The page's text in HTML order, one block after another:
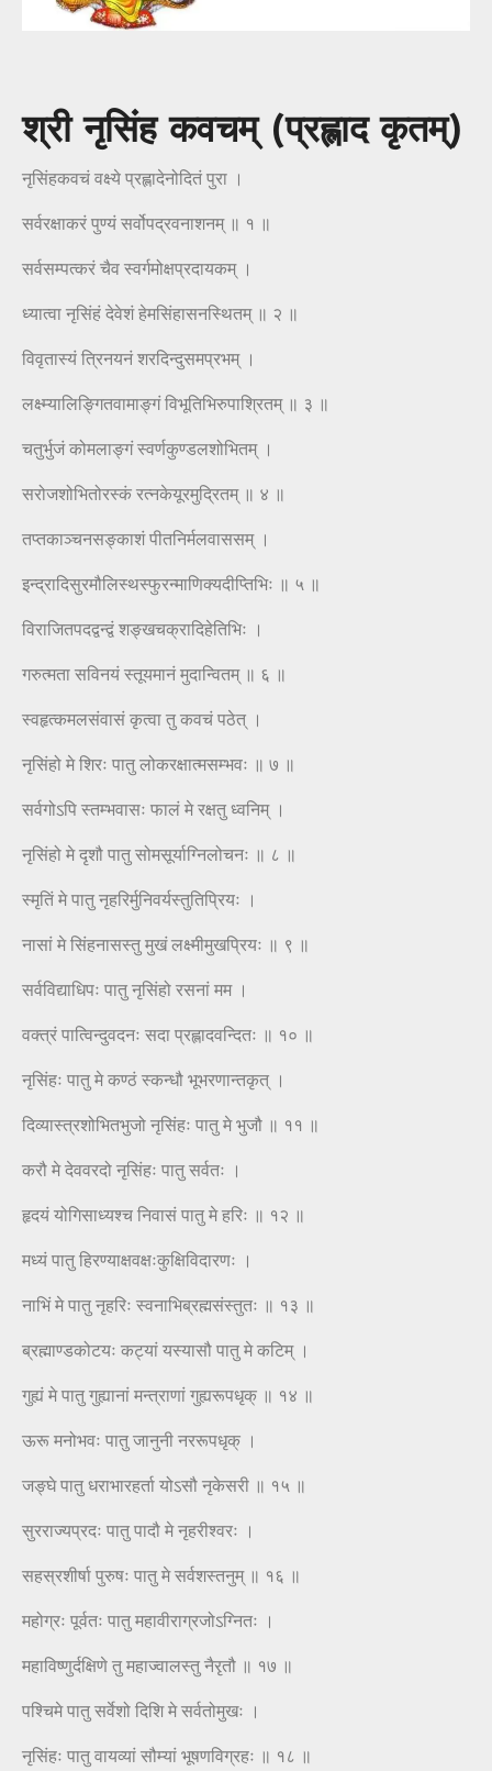
श्री नृसिंह कवचम् (प्रह्लाद कृतम्)
नृसिंहकवचं वक्ष्ये प्रह्लादेनोदितं पुरा ।
सर्वरक्षाकरं पुण्यं सर्वोपद्रवनाशनम् ॥ १ ॥
सर्वसम्पत्करं चैव स्वर्गमोक्षप्रदायकम् ।
ध्यात्वा नृसिंहं देवेशं हेमसिंहासनस्थितम् ॥ २ ॥
विवृतास्यं त्रिनयनं शरदिन्दुसमप्रभम् ।
लक्ष्म्यालिङ्गितवामाङ्गं विभूतिभिरुपाश्रितम् ॥ ३ ॥
चतुर्भुजं कोमलाङ्गं स्वर्णकुण्डलशोभितम् ।
सरोजशोभितोरस्कं रत्नकेयूरमुद्रितम् ॥ ४ ॥
तप्तकाञ्चनसङ्काशं पीतनिर्मलवाससम् ।
इन्द्रादिसुरमौलिस्थस्फुरन्माणिक्यदीप्तिभिः ॥ ५ ॥
विराजितपदद्वन्द्वं शङ्खचक्रादिहेतिभिः ।
गरुत्मता सविनयं स्तूयमानं मुदान्वितम् ॥ ६ ॥
स्वहृत्कमलसंवासं कृत्वा तु कवचं पठेत् ।
नृसिंहो मे शिरः पातु लोकरक्षात्मसम्भवः ॥ ७ ॥
सर्वगोऽपि स्तम्भवासः फालं मे रक्षतु ध्वनिम् ।
नृसिंहो मे दृशौ पातु सोमसूर्याग्निलोचनः ॥ ८ ॥
स्मृतिं मे पातु नृहरिर्मुनिवर्यस्तुतिप्रियः ।
नासां मे सिंहनासस्तु मुखं लक्ष्मीमुखप्रियः ॥ ९ ॥
सर्वविद्याधिपः पातु नृसिंहो रसनां मम ।
वक्त्रं पात्विन्दुवदनः सदा प्रह्लादवन्दितः ॥ १० ॥
नृसिंहः पातु मे कण्ठं स्कन्धौ भूभरणान्तकृत् ।
दिव्यास्त्रशोभितभुजो नृसिंहः पातु मे भुजौ ॥ ११ ॥
करौ मे देववरदो नृसिंहः पातु सर्वतः ।
हृदयं योगिसाध्यश्च निवासं पातु मे हरिः ॥ १२ ॥
मध्यं पातु हिरण्याक्षवक्षःकुक्षिविदारणः ।
नाभिं मे पातु नृहरिः स्वनाभिब्रह्मसंस्तुतः ॥ १३ ॥
ब्रह्माण्डकोटयः कट्यां यस्यासौ पातु मे कटिम् ।
गुह्यं मे पातु गुह्यानां मन्त्राणां गुह्यरूपधृक् ॥ १४ ॥
ऊरू मनोभवः पातु जानुनी नररूपधृक् ।
जङ्घे पातु धराभारहर्ता योऽसौ नृकेसरी ॥ १५ ॥
सुरराज्यप्रदः पातु पादौ मे नृहरीश्वरः ।
सहस्रशीर्षा पुरुषः पातु मे सर्वशस्तनुम् ॥ १६ ॥
महोग्रः पूर्वतः पातु महावीराग्रजोऽग्नितः ।
महाविष्णुर्दक्षिणे तु महाज्वालस्तु नैरृतौ ॥ १७ ॥
पश्चिमे पातु सर्वेशो दिशि मे सर्वतोमुखः ।
नृसिंहः पातु वायव्यां सौम्यां भूषणविग्रहः ॥ १८ ॥